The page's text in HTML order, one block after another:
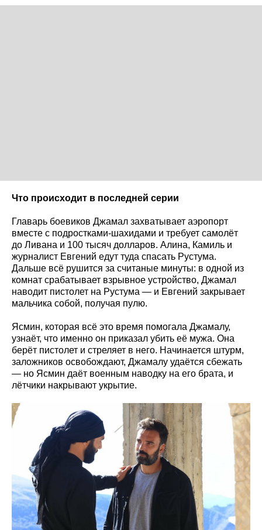
Что происходит в последней серии
Главарь боевиков Джамал захватывает аэропорт
вместе с подростками-шахидами и требует самолёт
до Ливана и 100 тысяч долларов. Алина, Камиль и
журналист Евгений едут туда спасать Рустума.
Дальше всё рушится за считаные минуты: в одной из
комнат срабатывает взрывное устройство, Джамал
наводит пистолет на Рустума — и Евгений закрывает
мальчика собой, получая пулю.
Ясмин, которая всё это время помогала Джамалу,
узнаёт, что именно он приказал убить её мужа. Она
берёт пистолет и стреляет в него. Начинается штурм,
заложников освобождают, Джамалу удаётся сбежать
— но Ясмин даёт военным наводку на его брата, и
лётчики накрывают укрытие.